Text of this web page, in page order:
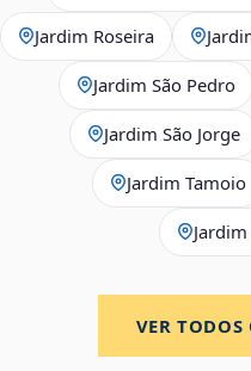
Jardim Roseira
Jardim São Pedro
Jardim São Jorge
Jardim Tamoio
VER TODOS